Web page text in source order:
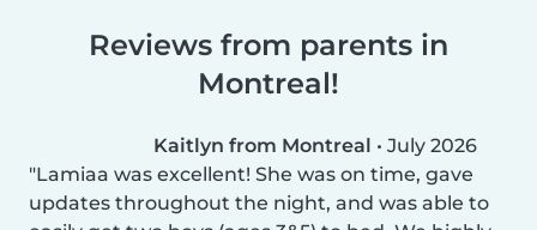
Reviews from parents in
Montreal!
Kaitlyn from Montreal • July 2026
Lamiaa was excellent! She was on time, gave
updates throughout the night, and was able to